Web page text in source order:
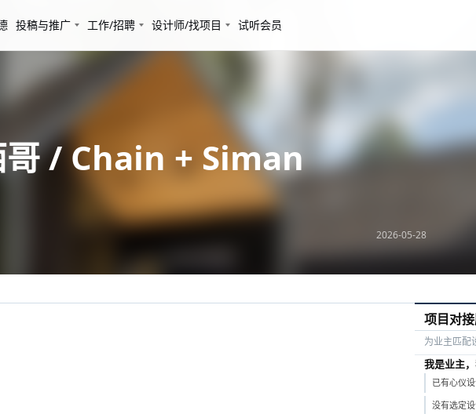
投稿与推广 工作/招聘 设计师/找项目 试听会员
/ Chain + Siman
2026-05-28
项目对
为业主匹配
我是业主
已有心仪
没有选定